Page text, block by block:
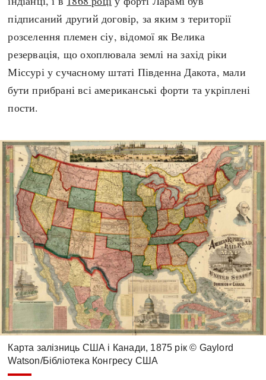
підписаний другий договір, за яким з території
розселення племен сіу, відомої як Велика
резервація, що охоплювала землі на захід ріки
Міссурі у сучасному штаті Південна Дакота, мали
бути прибрані всі американські форти та укріплені
пости.
Карта залізниць США і Канади, 1875 рік © Gaylord
Watson/Бібліотека Конгресу США